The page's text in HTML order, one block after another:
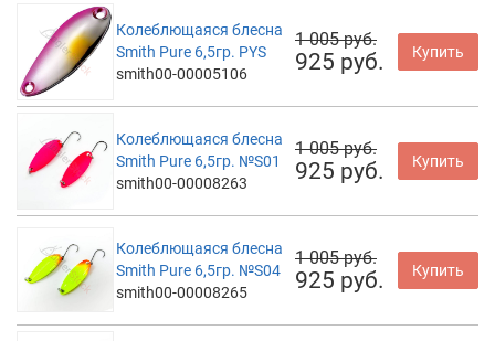
Колеблющаяся блесна
Smith Pure 6,5гр. PYS
smith00-00005106
1 005 руб.
925 руб. Купить
Колеблющаяся блесна
Smith Pure 6,5гр. №S01
smith00-00008263
1 005 руб.
925 руб. Купить
Колеблющаяся блесна
Smith Pure 6,5гр. №S04
smith00-00008265
1 005 руб.
925 руб. Купить